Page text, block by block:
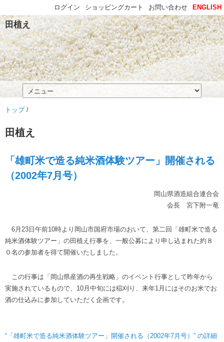
田植え
トップ/
田植え
「雄町米で造る純米酒体験ツアー」開催される
（2002年7月号）
岡山県酒造組合連合会
会長 宮下附一竜
6月23日午前10時より岡山市国府市場のおいて、第二回「雄町米で造る
純米酒体験ツアー」の田植え行事を、一般公募により申し込まれた約８
０名の参加者を得て開催いたしました。
この行事は「岡山県産酒の再生戦略」のイベント行事として昨年から
実施されているもので、10月中旬には稲刈り、来年1月にはそのお米でお
酒の仕込みに参加していただく企画です。
“「雄町米で造る純米酒体験ツアー」開催される（2002年7月号）” の詳細
ENGLISH
お問い合わせ
ショッピングカート
ログイン